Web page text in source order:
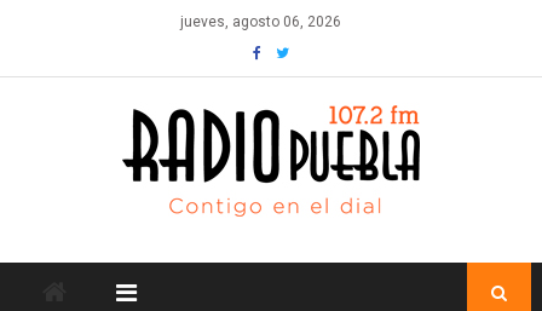
content
jueves, agosto 06, 2026